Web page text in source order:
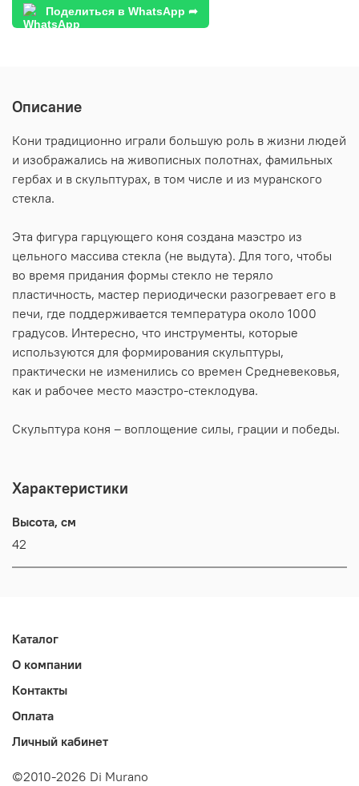
Поделиться в WhatsApp ➦
Описание
Кони традиционно играли большую роль в жизни людей
и изображались на живописных полотнах, фамильных
гербах и в скульптурах, в том числе и из муранского
стекла.
Эта фигура гарцующего коня создана маэстро из
цельного массива стекла (не выдута). Для того, чтобы
во время придания формы стекло не теряло
пластичность, мастер периодически разогревает его в
печи, где поддерживается температура около 1000
градусов. Интересно, что инструменты, которые
используются для формирования скульптуры,
практически не изменились со времен Средневековья,
как и рабочее место маэстро-стеклодува.
Скульптура коня – воплощение силы, грации и победы.
Характеристики
Высота, см
42
Каталог
О компании
Контакты
Оплата
Личный кабинет
©2010-2026 Di Murano